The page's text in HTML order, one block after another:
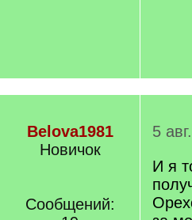
Belova1981
Новичок
Сообщений:
5
И я